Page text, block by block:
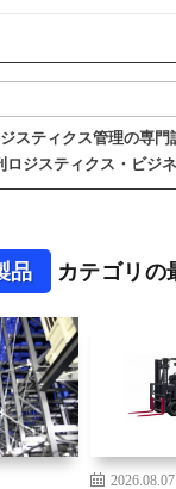
スティクス管理の専門
ロジスティクス・ビジ
品 カテゴリの
2026.08.07